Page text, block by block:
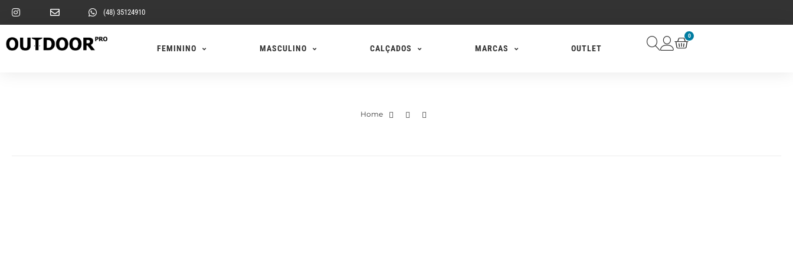
(48) 35124910
FEMININO MASCULINO CALÇADOS MARCAS OUTLET
0
Home